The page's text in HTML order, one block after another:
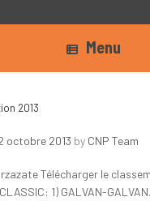
Menu
2013
octobre 2013 by CNP Team
Télécharger le
CLASSIC: 1) GALVAN-